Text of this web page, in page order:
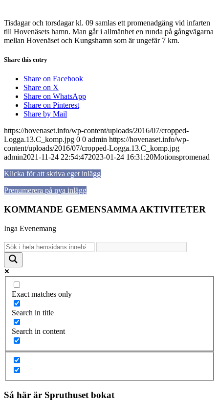
Tisdagar och torsdagar kl. 09 samlas ett promenadgäng vid infarten
till Hovenäsets hamn. Man går i allmänhet en runda på gångvägarna
mellan Hovenäset och Kungshamn som är ungefär 7 km.
Share this entry
Share on Facebook
Share on X
Share on WhatsApp
Share on Pinterest
Share by Mail
https://hovenaset.info/wp-content/uploads/2016/07/cropped-
Logga.13.C_komp.jpg 0 0 admin https://hovenaset.info/wp-
content/uploads/2016/07/cropped-Logga.13.C_komp.jpg
admin2021-11-24 22:54:472023-01-24 16:31:20Motionspromenad
Klicka för att skriva eget inlägg
Prenumerera på nya inlägg
KOMMANDE GEMENSAMMA AKTIVITETER
Inga Evenemang
Exact matches only
Search in title
Search in content
Så här är Spruthuset bokat